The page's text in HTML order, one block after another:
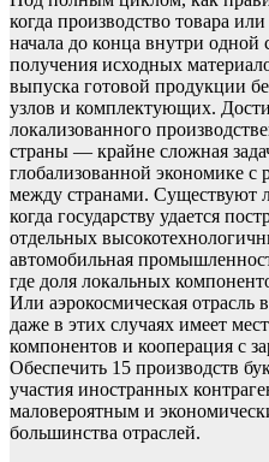
когда производство товара
начала до конца внутри
получения исходных
выпуска готовой продукции
узлов и комплектующих.
локализованного
страны — крайне сложная
глобализованной экономике с
между странами. Существуют
когда государству удается
отдельных
автомобильная
где доля локальных
Или аэрокосмическая
даже в этих случаях имеет
компонентов и кооперация с
Обеспечить 15 производств
участия иностранных
маловероятным и
большинства отраслей.